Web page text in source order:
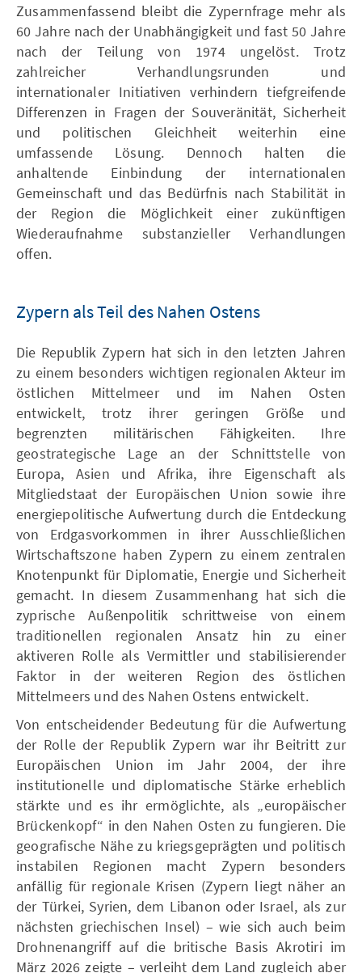
Zusammenfassend bleibt die Zypernfrage mehr als
60 Jahre nach der Unabhängigkeit und fast 50 Jahre
nach der Teilung von 1974 ungelöst. Trotz
zahlreicher Verhandlungsrunden und
internationaler Initiativen verhindern tiefgreifende
Differenzen in Fragen der Souveränität, Sicherheit
und politischen Gleichheit weiterhin eine
umfassende Lösung. Dennoch halten die
anhaltende Einbindung der internationalen
Gemeinschaft und das Bedürfnis nach Stabilität in
der Region die Möglichkeit einer zukünftigen
Wiederaufnahme substanzieller Verhandlungen
offen.
Zypern als Teil des Nahen Ostens
Die Republik Zypern hat sich in den letzten Jahren
zu einem besonders wichtigen regionalen Akteur im
östlichen Mittelmeer und im Nahen Osten
entwickelt, trotz ihrer geringen Größe und
begrenzten militärischen Fähigkeiten. Ihre
geostrategische Lage an der Schnittstelle von
Europa, Asien und Afrika, ihre Eigenschaft als
Mitgliedstaat der Europäischen Union sowie ihre
energiepolitische Aufwertung durch die Entdeckung
von Erdgasvorkommen in ihrer Ausschließlichen
Wirtschaftszone haben Zypern zu einem zentralen
Knotenpunkt für Diplomatie, Energie und Sicherheit
gemacht. In diesem Zusammenhang hat sich die
zyprische Außenpolitik schrittweise von einem
traditionellen regionalen Ansatz hin zu einer
aktiveren Rolle als Vermittler und stabilisierender
Faktor in der weiteren Region des östlichen
Mittelmeers und des Nahen Ostens entwickelt.
Von entscheidender Bedeutung für die Aufwertung
der Rolle der Republik Zypern war ihr Beitritt zur
Europäischen Union im Jahr 2004, der ihre
institutionelle und diplomatische Stärke erheblich
stärkte und es ihr ermöglichte, als „europäischer
Brückenkopf“ in den Nahen Osten zu fungieren. Die
geografische Nähe zu kriegsgeprägten und politisch
instabilen Regionen macht Zypern besonders
anfällig für regionale Krisen (Zypern liegt näher an
der Türkei, Syrien, dem Libanon oder Israel, als zur
nächsten griechischen Insel) – wie sich auch beim
Drohnenangriff auf die britische Basis Akrotiri im
März 2026 zeigte – verleiht dem Land zugleich aber